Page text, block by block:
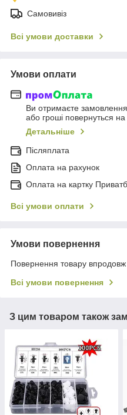
Самовивіз
Всі умови доставки
Умови оплати
Ви отримаєте замовлення
або гроші повернуться
Детальніше
Післяплата
Оплата на рахунок
Оплата на картку
Всі умови оплати
Умови повернення
Повернення товару впродовж
Всі умови повернення
З цим товаром також